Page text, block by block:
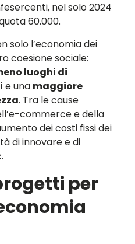
nel solo 2024
60.000.
solo l’economia dei
coesione sociale:
luoghi di
e una maggiore
. Tra le cause
commerce e della
dei costi fissi dei
di innovare e di
per